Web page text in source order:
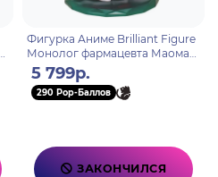
Фигурка Аниме Brilliant Figure
Монолог фармацевта Маомао
20см 4533564044020
5 799р.
290 Pop-Баллов
ЗАКОНЧИЛСЯ